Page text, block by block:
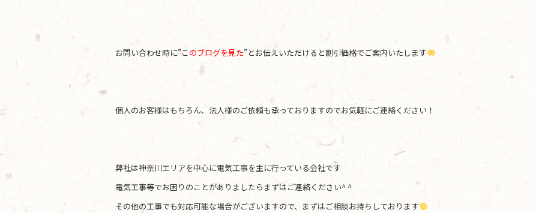
お問い合わせ時に”このブログを見た”とお伝えいただけると割引価格でご案内いたします
個人のお客様はもちろん、法人様のご依頼も承っておりますのでお気軽にご連絡ください！
弊社は神奈川エリアを中心に電気工事を主に行っている会社です
電気工事等でお困りのことがありましたらまずはご連絡ください^ ^
その他の工事でも対応可能な場合がございますので、まずはご相談お持ちしております